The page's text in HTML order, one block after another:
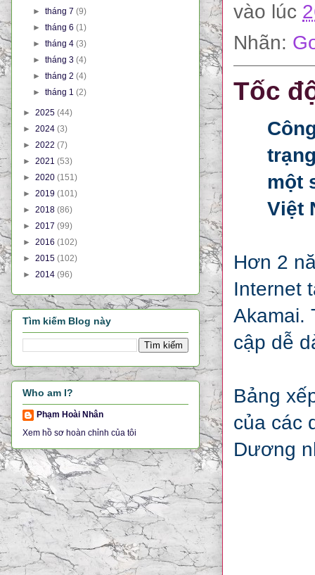
vào lúc
Nhãn:
Tốc
một
Việt
Hơn 2
Internet
Akamai.
cập dễ
Bảng
của các
Dương
►tháng 7(9)
►tháng 6(1)
►tháng 4(3)
►tháng 3(4)
►tháng 2(4)
►tháng 1(2)
► 2025 (44)
► 2024 (3)
► 2022 (7)
► 2021 (53)
► 2020 (151)
► 2019 (101)
► 2018 (86)
► 2017 (99)
► 2016 (102)
► 2015 (102)
► 2014 (96)
Tìm kiếm Blog này
Who am I?
Phạm Hoài Nhân
Xem hồ sơ hoàn chỉnh của tôi